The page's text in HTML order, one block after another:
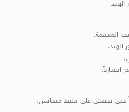
الهند
المعقمة.
الهند.
حتى تحصلي على خليط متجانس.